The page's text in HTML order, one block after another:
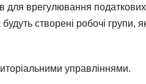
врегулювання
створені робочі групи,
управліннями.